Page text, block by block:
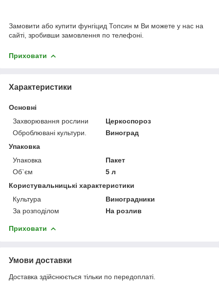
Замовити або купити фунгіцид Топсин м Ви можете у нас на
сайті, зробивши замовлення по телефоні.
Приховати
Характеристики
Основні
Захворювання рослини
Церкоспороз
Оброблювані культури.
Виноград
Упаковка
Упаковка
Пакет
Об`єм
5 л
Користувальницькі характеристики
Культура
Виноградники
За розподілом
На розлив
Приховати
Умови доставки
Доставка здійснюється тільки по передоплаті.